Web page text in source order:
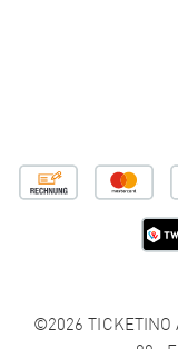
©2026 TICKETINO